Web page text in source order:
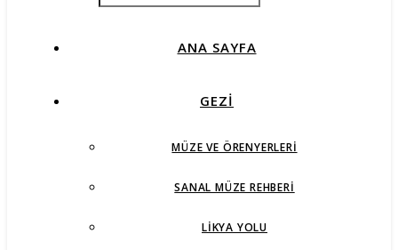
ANA SAYFA
GEZİ
MÜZE VE ÖRENYERLERI
SANAL MÜZE REHBERI
LIKYA YOLU